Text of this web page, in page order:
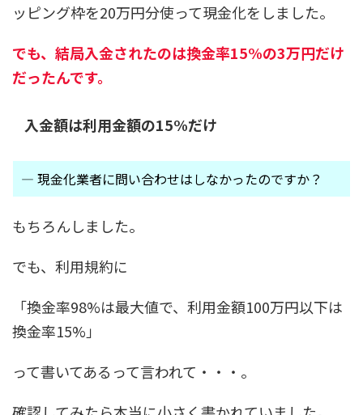
ッピング枠を20万円分使って現金化をしました。
でも、結局入金されたのは換金率15%の3万円だけ
だったんです。
入金額は利用金額の15%だけ
― 現金化業者に問い合わせはしなかったのですか？
もちろんしました。
でも、利用規約に
「換金率98%は最大値で、利用金額100万円以下は
換金率15%」
って書いてあるって言われて・・・。